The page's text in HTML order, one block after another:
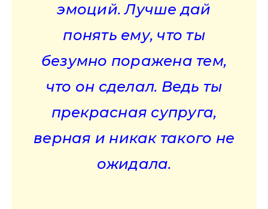
эмоций. Лучше дай
понять ему, что ты
безумно поражена тем,
что он сделал. Ведь ты
прекрасная супруга,
верная и никак такого не
ожидала.